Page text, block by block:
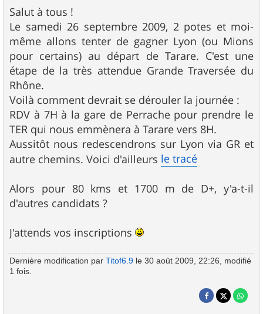
s
s
a
g
e
Salut à tous !
Le samedi 26 septembre 2009, 2 potes et moi-
même allons tenter de gagner Lyon (ou Mions
pour certains) au départ de Tarare. C'est une
étape de la très attendue Grande Traversée du
Rhône.
Voilà comment devrait se dérouler la journée :
RDV à 7H à la gare de Perrache pour prendre le
TER qui nous emmènera à Tarare vers 8H.
Aussitôt nous redescendrons sur Lyon via GR et
autre chemins. Voici d'ailleurs le tracé
Alors pour 80 kms et 1700 m de D+, y'a-t-il
d'autres candidats ?
J'attends vos inscriptions
Dernière modification par Titof6.9 le 30 août 2009, 22:26, modifié
1 fois.